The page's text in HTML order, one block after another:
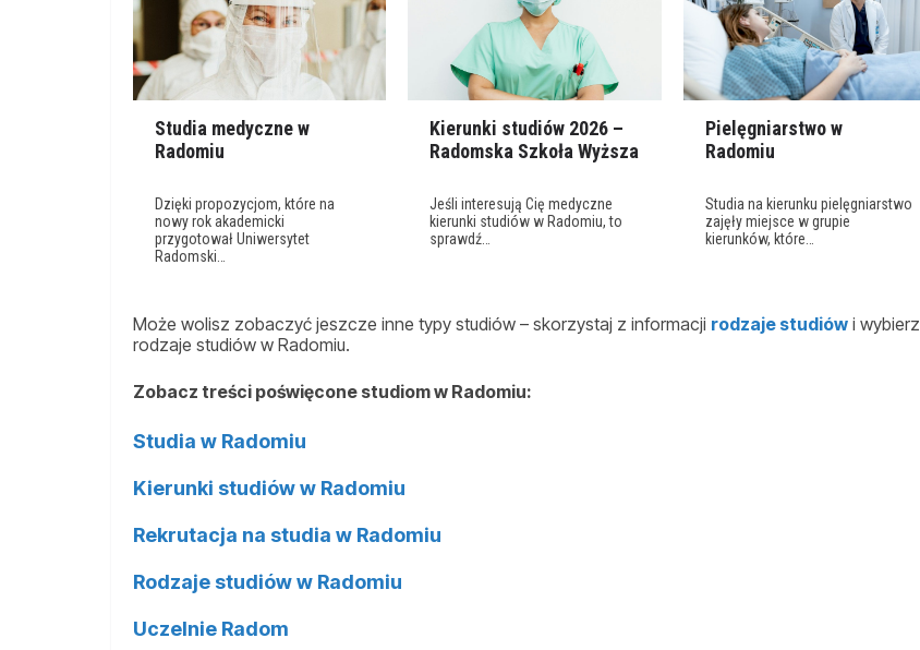
Studia medyczne w
Radomiu
Dzięki propozycjom, które na
nowy rok akademicki
przygotował Uniwersytet
Radomski…
Kierunki studiów 2026 –
Radomska Szkoła Wyższa
Jeśli interesują Cię medyczne
kierunki studiów w Radomiu, to
sprawdź…
Pielęgniarstwo w
Radomiu
Studia na kierunku pielęgniarstwo
zajęły miejsce w grupie
kierunków, które…
Może wolisz zobaczyć jeszcze inne typy studiów – skorzystaj z informacji rodzaje studiów i wybierz
rodzaje studiów w Radomiu.
Zobacz treści poświęcone studiom w Radomiu:
Studia w Radomiu
Kierunki studiów w Radomiu
Rekrutacja na studia w Radomiu
Rodzaje studiów w Radomiu
Uczelnie Radom